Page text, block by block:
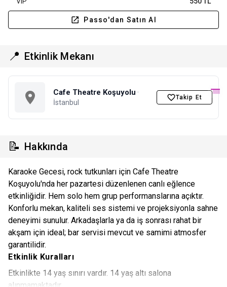
Passo'dan Satın Al
📍 Etkinlik Mekanı
Cafe Theatre Koşuyolu ·
İstanbul
Takip Et
📝 Hakkında
Karaoke Gecesi, rock tutkunları için Cafe Theatre
Koşuyolu'nda her pazartesi düzenlenen canlı eğlence
etkinliğidir. Hem solo hem grup performanslarına açıktır.
Konforlu mekan, kaliteli ses sistemi ve projeksiyonla sahne
deneyimi sunulur. Arkadaşlarla ya da iş sonrası rahat bir
akşam için ideal; bar servisi mevcut ve samimi atmosfer
garantilidir.
Etkinlik Kuralları
Etkinlikte 14 yaş sınırı vardır. 14 yaş altı salona